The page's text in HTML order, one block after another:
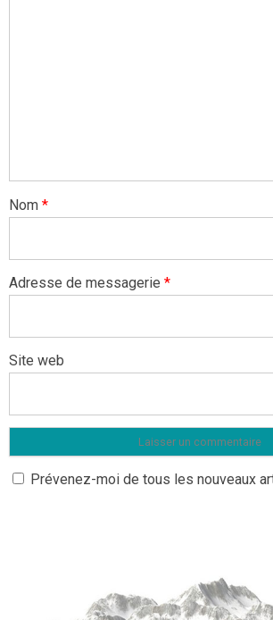
Nom *
Adresse de messagerie *
Site web
Prévenez-moi de tous les nouveaux